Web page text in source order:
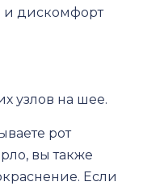
и дискомфорт
узлов на шее.
рот
вы также
Если